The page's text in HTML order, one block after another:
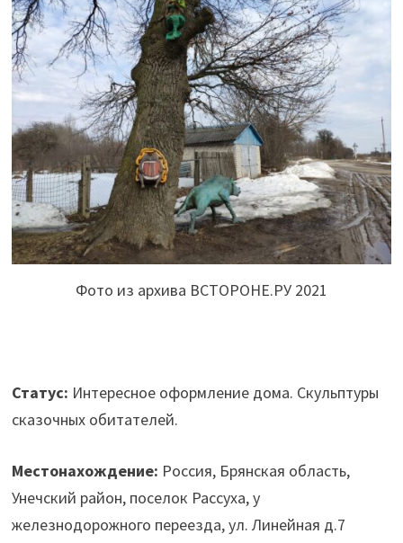
Фото из архива ВСТОРОНЕ.РУ 2021
Статус: Интересное оформление дома. Скульптуры
сказочных обитателей.
Местонахождение: Россия, Брянская область,
Унечский район, поселок Рассуха, у
железнодорожного переезда, ул. Линейная д.7